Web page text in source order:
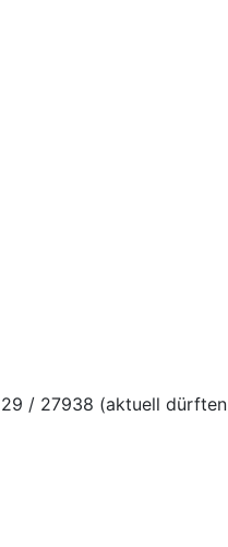
/ 27938 (aktuell dürften